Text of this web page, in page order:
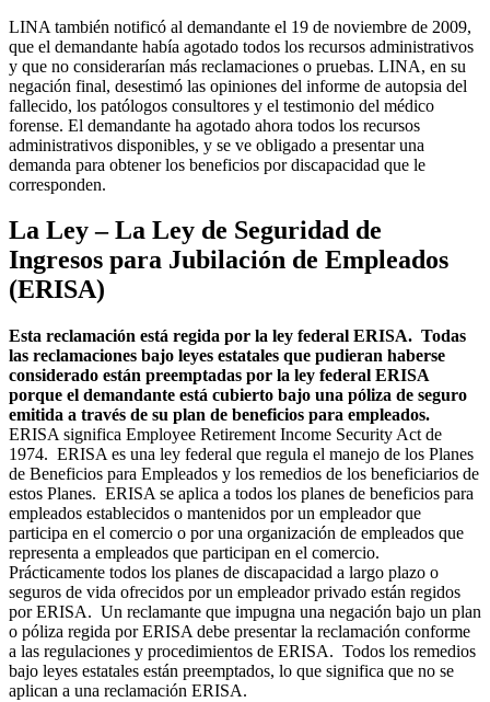
LINA también notificó al demandante el 19 de noviembre de 2009,
que el demandante había agotado todos los recursos administrativos
y que no considerarían más reclamaciones o pruebas. LINA, en su
negación final, desestimó las opiniones del informe de autopsia del
fallecido, los patólogos consultores y el testimonio del médico
forense. El demandante ha agotado ahora todos los recursos
administrativos disponibles, y se ve obligado a presentar una
demanda para obtener los beneficios por discapacidad que le
corresponden.
La Ley – La Ley de Seguridad de
Ingresos para Jubilación de Empleados
(ERISA)
Esta reclamación está regida por la ley federal ERISA. Todas
las reclamaciones bajo leyes estatales que pudieran haberse
considerado están preemptadas por la ley federal ERISA
porque el demandante está cubierto bajo una póliza de seguro
emitida a través de su plan de beneficios para empleados.
ERISA significa Employee Retirement Income Security Act de
1974. ERISA es una ley federal que regula el manejo de los Planes
de Beneficios para Empleados y los remedios de los beneficiarios de
estos Planes. ERISA se aplica a todos los planes de beneficios para
empleados establecidos o mantenidos por un empleador que
participa en el comercio o por una organización de empleados que
representa a empleados que participan en el comercio.
Prácticamente todos los planes de discapacidad a largo plazo o
seguros de vida ofrecidos por un empleador privado están regidos
por ERISA. Un reclamante que impugna una negación bajo un plan
o póliza regida por ERISA debe presentar la reclamación conforme
a las regulaciones y procedimientos de ERISA. Todos los remedios
bajo leyes estatales están preemptados, lo que significa que no se
aplican a una reclamación ERISA.